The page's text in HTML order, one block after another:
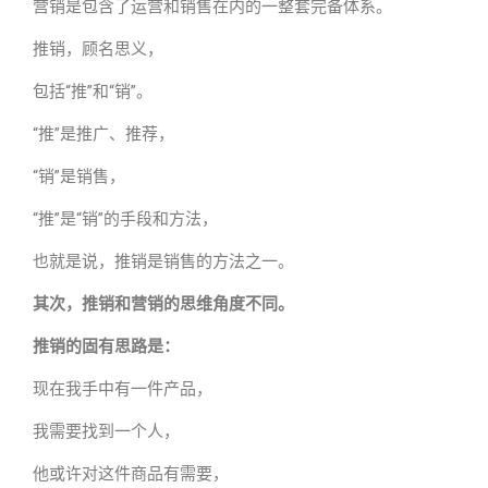
营销是包含了运营和销售在内的一整套完备体系。
推销，顾名思义，
包括“推”和“销”。
“推”是推广、推荐，
“销”是销售，
“推”是“销”的手段和方法，
也就是说，推销是销售的方法之一。
其次，推销和营销的思维角度不同。
推销的固有思路是：
现在我手中有一件产品，
我需要找到一个人，
他或许对这件商品有需要，